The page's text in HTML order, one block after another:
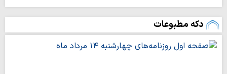
دکه مطبوعات